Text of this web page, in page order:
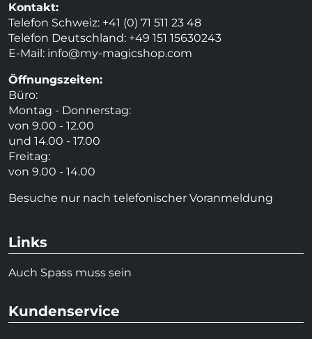
Kontakt:
Telefon Schweiz: +41 (0) 71 511 23 48
Telefon Deutschland: +49 151 15630243
E-Mail: info@my-magicshop.com
Öffnungszeiten:
Büro:
Montag - Donnerstag:
von 9.00 - 12.00
und 14.00 - 17.00
Freitag:
von 9.00 - 14.00
Besuche nur nach telefonischer Voranmeldung
Links
Auch Spass muss sein
Kundenservice